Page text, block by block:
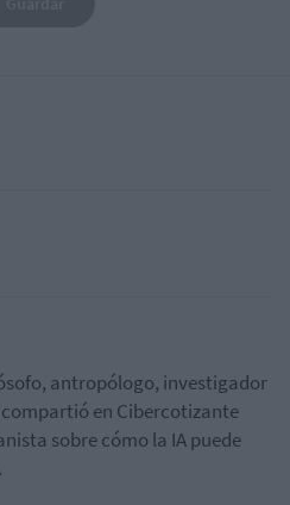
antropólogo, investigador
compartió en Cibercotizante
sobre cómo la IA puede